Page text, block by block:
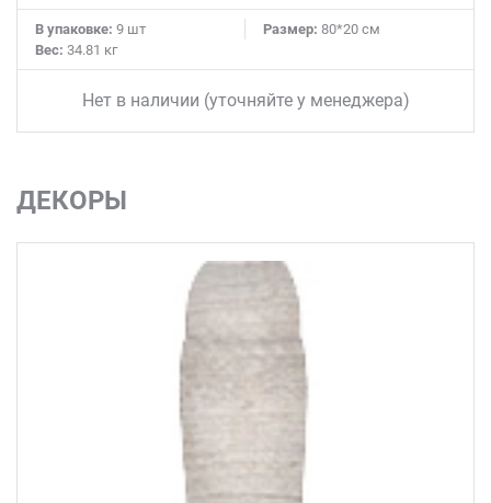
В упаковке: 9 шт Размер: 80*20 см
Вес: 34.81 кг
Нет в наличии (уточняйте у менеджера)
ДЕКОРЫ